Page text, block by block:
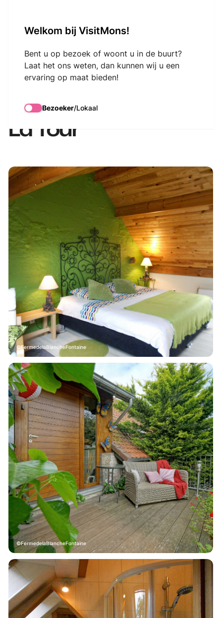
Welkom bij VisitMons!
Bent u op bezoek of woont u in de buurt?
Laat het ons weten, dan kunnen wij u een
ervaring op maat bieden!
Bezoeker/Lokaal
La Ferme de la
Blanche Fontaine -
La Tour
FermedelaBlancheFontaine
FermedelaBlancheFontaine